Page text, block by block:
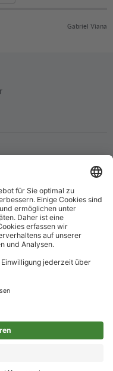
Gabriel Viana
für unterwegs